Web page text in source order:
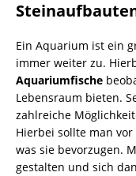
Ein Aquarium ist ein
immer weiter zu.
Aquariumfische
Lebensraum bieten.
zahlreiche
Hierbei sollte man
was sie bevorzugen.
gestalten und sich